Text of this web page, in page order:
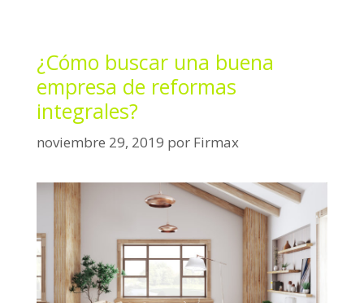
g
o
r
a
¿Cómo buscar una buena
empresa de reformas
integrales?
noviembre 29, 2019 por Firmax